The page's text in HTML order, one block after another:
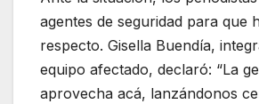
agentes de seguridad para que
respecto. Gisella Buendía,
equipo afectado, declaró: “La
aprovecha acá, lanzándonos